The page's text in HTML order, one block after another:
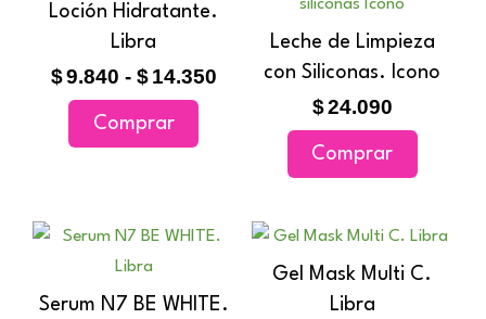
Loción Hidratante.
Libra
$9.840 - $ 14.350
precios:
desde
$9.840
$14.350
Comprar
elegir
la
Leche de Limpieza
con Siliconas. Icono
$24.090
Comprar
Serum N7 BE WHITE.
Gel Mask Multi C.
Libra
Este
producto